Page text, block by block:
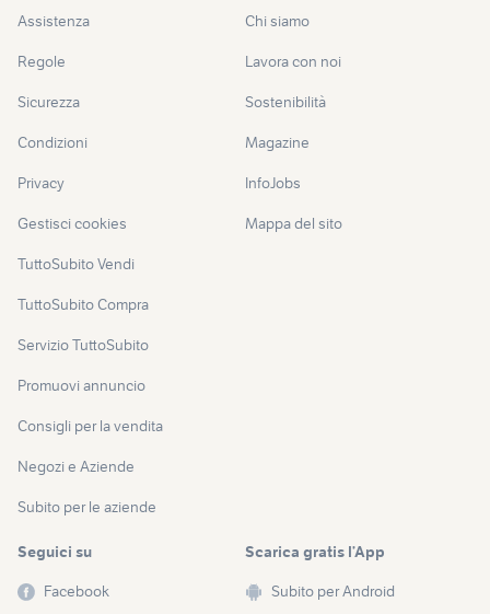
Assistenza
Regole
Sicurezza
Condizioni
Privacy
Gestisci cookies
TuttoSubito Vendi
TuttoSubito Compra
Servizio TuttoSubito
Promuovi annuncio
Consigli per la vendita
Negozi e Aziende
Subito per le aziende
Chi siamo
Lavora con noi
Sostenibilità
Magazine
InfoJobs
Mappa del sito
Seguici su
Facebook
Scarica gratis l’App
Subito per Android